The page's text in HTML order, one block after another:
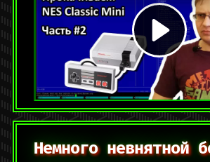
Категории: [geekdays.log] Видео
linux,nes,nes mini,видеоигры
2 комментария
Немного невнятной